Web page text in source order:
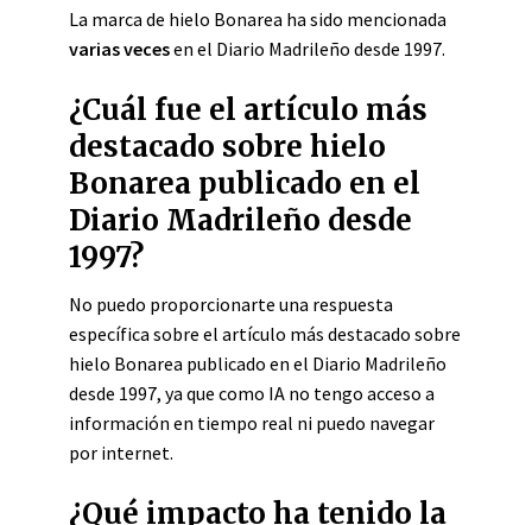
La marca de hielo Bonarea ha sido mencionada
varias vecesen el Diario Madrileño desde 1997.
¿Cuál fue el artículo más
destacado sobre hielo
Bonarea publicado en el
Diario Madrileño desde
1997?
No puedo proporcionarte una respuesta
específica sobre el artículo más destacado sobre
hielo Bonarea publicado en el Diario Madrileño
desde 1997, ya que como IA no tengo acceso a
información en tiempo real ni puedo navegar
por internet.
¿Qué impacto ha tenido la